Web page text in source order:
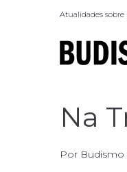
Atualidades
Na
Por Budismo